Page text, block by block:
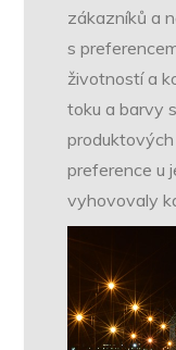
zákazníků a
s
životností a
toku a barvy
preference u
vyhovovaly